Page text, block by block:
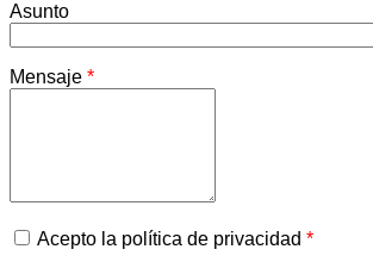
Asunto
Mensaje *
Acepto la política de privacidad *